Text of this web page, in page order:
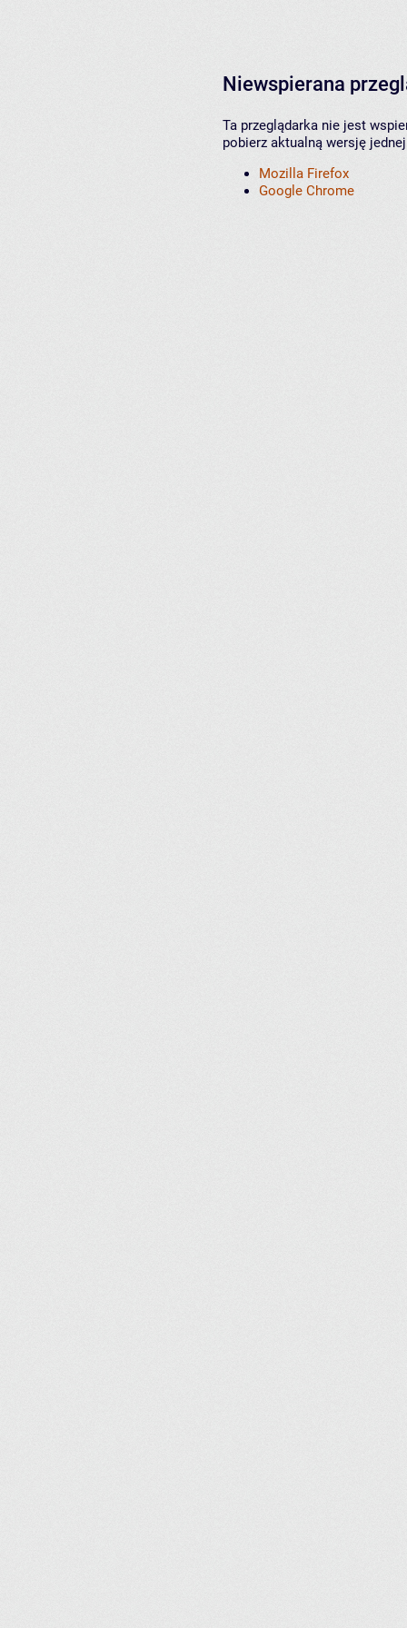
Niewspierana
Ta przeglądarka nie jest
pobierz aktualną wersję
Mozilla Firefox
Google Chrome